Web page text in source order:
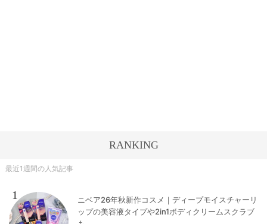
RANKING
最近1週間の人気記事
1
ニベア26年秋新作コスメ｜ディープモイスチャーリ
ップの美容液タイプや2in1ボディクリームスクラブ